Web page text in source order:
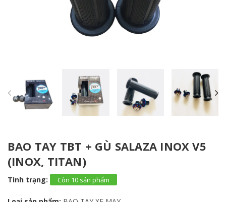
BAO TAY TBT + GÙ SALAZA INOX V5
(INOX, TITAN)
Tình trạng: Còn 10 sản phẩm